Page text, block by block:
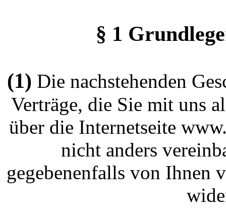
§ 1
(1) Die nachstehenden
Verträge, die Sie mit uns
über die Internetseite
nicht anders
gegebenenfalls von Ihnen